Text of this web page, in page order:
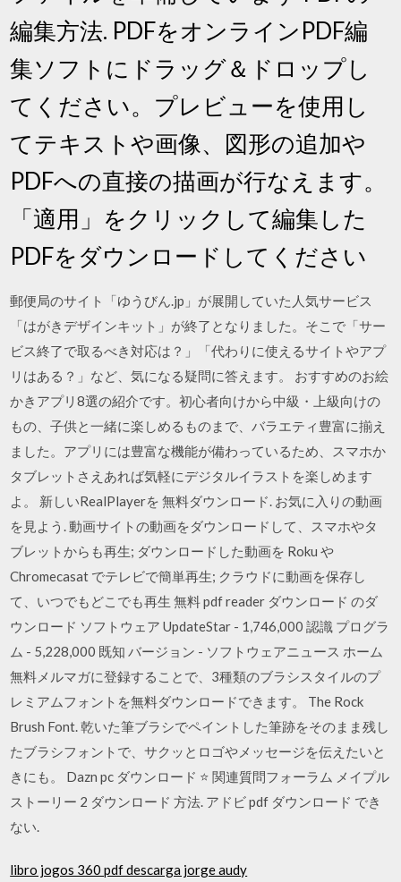
編集方法. PDFをオンラインPDF編
集ソフトにドラッグ＆ドロップし
てください。プレビューを使用し
てテキストや画像、図形の追加や
PDFへの直接の描画が行なえます。
「適用」をクリックして編集した
PDFをダウンロードしてください
郵便局のサイト「ゆうびん.jp」が展開していた人気サービス
「はがきデザインキット」が終了となりました。そこで「サー
ビス終了で取るべき対応は？」「代わりに使えるサイトやアプ
リはある？」など、気になる疑問に答えます。 おすすめのお絵
かきアプリ8選の紹介です。初心者向けから中級・上級向けの
もの、子供と一緒に楽しめるものまで、バラエティ豊富に揃え
ました。アプリには豊富な機能が備わっているため、スマホか
タブレットさえあれば気軽にデジタルイラストを楽しめます
よ。 新しいRealPlayerを 無料ダウンロード. お気に入りの動画
を見よう. 動画サイトの動画をダウンロードして、スマホやタ
ブレットからも再生; ダウンロードした動画を Roku や
Chromecasat でテレビで簡単再生; クラウドに動画を保存し
て、いつでもどこでも再生 無料 pdf reader ダウンロード のダ
ウンロード ソフトウェア UpdateStar - 1,746,000 認識 プログラ
ム - 5,228,000 既知 バージョン - ソフトウェアニュース ホーム
無料メルマガに登録することで、3種類のブラシスタイルのプ
レミアムフォントを無料ダウンロードできます。 The Rock
Brush Font. 乾いた筆ブラシでペイントした筆跡をそのまま残し
たブラシフォントで、サクッとロゴやメッセージを伝えたいと
きにも。 Dazn pc ダウンロード ⭐ 関連質問フォーラム メイプル
ストーリー 2 ダウンロード 方法. アドビ pdf ダウンロード でき
ない.
libro jogos 360 pdf descarga jorge audy